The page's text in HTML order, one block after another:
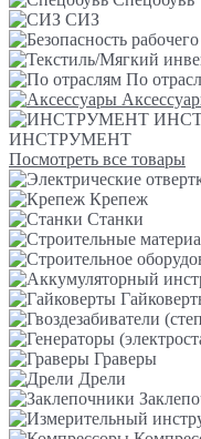
СИЗ
По
ИНСТРУМЕНТ
Посмотреть все товары
Крепеж
Станки
Граверы
Дрели